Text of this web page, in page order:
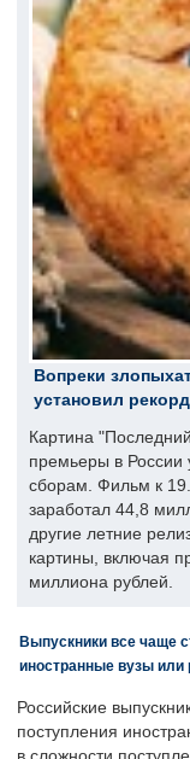
Вопреки
установил
Картина
премьеры в России
сборам. Фильм к
заработал 44,8
другие летние
картины, включая
миллиона рублей.
Выпускники все чаще
иностранные вузы или
Российские
поступления